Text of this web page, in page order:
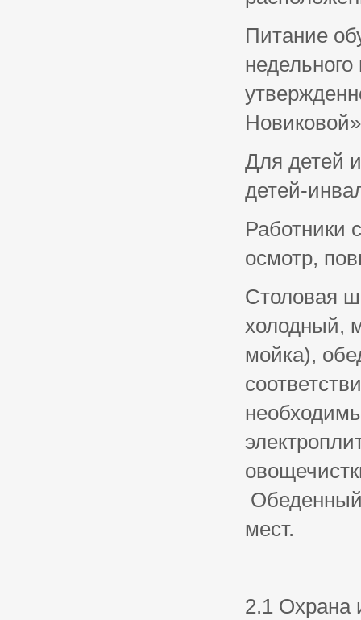
Питание
Для детей
детей-
Работники
осмотр,
Столовая
холодный,
мойка),
Обеденный
мест.
2.1 Охрана